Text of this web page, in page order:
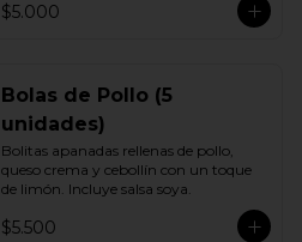
$5.000
Bolas de Pollo (5
unidades)
Bolitas apanadas rellenas de pollo,
queso crema y cebollín con un toque
de limón. Incluye salsa soya.
$5.500